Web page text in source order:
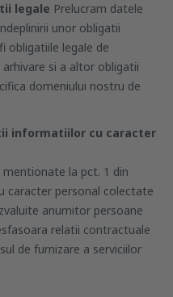
legale Prelucram datele
unor obligatii
obligatiile legale de
si a altor obligatii
domeniului nostru de
informatiilor cu caracter
la pct. 1 din
caracter personal colectate
anumitor persoane
relatii contractuale
de furnizare a serviciilor